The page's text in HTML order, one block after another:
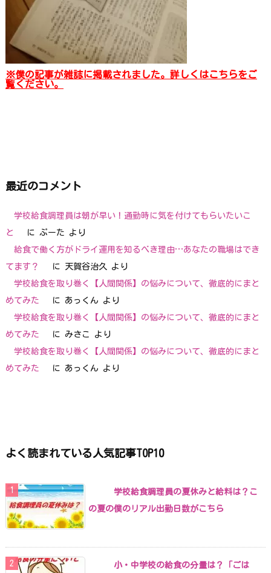
※僕の記事が雑誌に掲載されました。詳しくはこちらをご
覧ください。
最近のコメント
学校給食調理員は朝が早い！通勤時に気を付けてもらいたいこ
と
に ぷーた より
給食で働く方がドライ運用を知るべき理由…あなたの職場はでき
てます？
に 天賀谷治久 より
学校給食を取り巻く【人間関係】の悩みについて、徹底的にまと
めてみた
に あっくん より
学校給食を取り巻く【人間関係】の悩みについて、徹底的にまと
めてみた
に みさこ
より
学校給食を取り巻く【人間関係】の悩みについて、徹底的にまと
めてみた
に あっくん より
よく読まれている人気記事TOP10
学校給食調理員の夏休みと給料は？こ
の夏の僕のリアル出勤日数がこちら
小・中学校の給食の分量は？「ごは